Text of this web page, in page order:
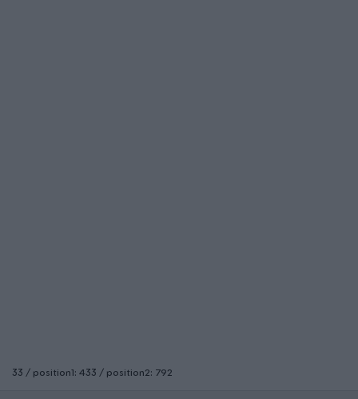
33 / position1: 433 / position2: 792